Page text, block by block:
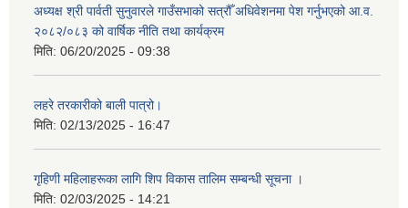
अध्यक्ष श्री पार्वती सुनुवारले गाउँसभाको सत्रौँ अधिवेशनमा पेश गर्नुभएको आ.व.
२०८२/०८३ को वार्षिक नीति तथा कार्यक्रम
मिति: 06/20/2025 - 09:38
लहरे तरकारीको बाली पात्रो।
मिति: 02/13/2025 - 16:47
गृहिणी महिलाहरूका लागि शिप विकास तालिम सम्बन्धी सूचना ‌।
मिति: 02/03/2025 - 14:21